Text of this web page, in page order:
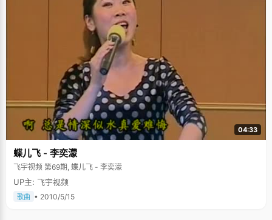
04:33
蝶儿飞 - 李奕濛
飞宇视频 第69期, 蝶儿飞 - 李奕濛
UP主: 飞宇视频
歌曲 • 2010/5/15